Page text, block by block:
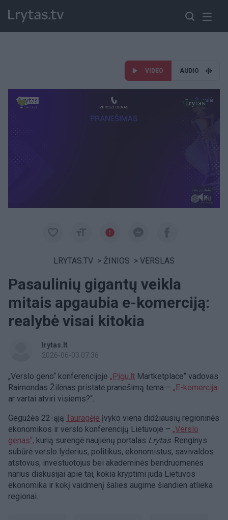
VIDEO AUDIO
Paremkite Ukrainą
LRYTAS.TV > ŽINIOS > VERSLAS
Pasaulinių gigantų veikla
mitais apgaubia e-komerciją:
realybė visai kitokia
lrytas.lt
2026-06-03 07:36
„Verslo geno“ konferencijoje „Pigu.lt Martketplace“ vadovas
Raimondas Žilėnas pristatė pranešimą tema – „E-komercija:
ar vartai atviri visiems?“.
Gegužės 22-ąją Tauragėje įvyko viena didžiausių regioninės
ekonomikos ir verslo konferencijų Lietuvoje – „Verslo
genas“, kurią surengė naujienų portalas Lrytas. Renginys
subūrė verslo lyderius, politikus, ekonomistus, savivaldos
atstovus, investuotojus bei akademinės bendruomenės
narius diskusijai apie tai, kokia kryptimi juda Lietuvos
ekonomika ir kokį vaidmenį šalies augime šiandien atlieka
regionai.